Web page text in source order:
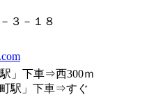
３－１８
駅」下車⇒西300ｍ
町駅」下車⇒すぐ